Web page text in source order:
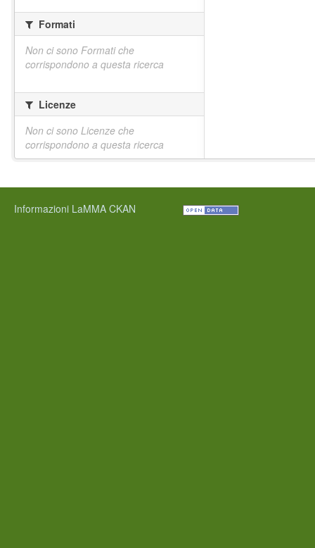
Formati
Non ci sono Formati che
corrispondono a questa ricerca
Licenze
Non ci sono Licenze che
corrispondono a questa ricerca
Informazioni LaMMA CKAN